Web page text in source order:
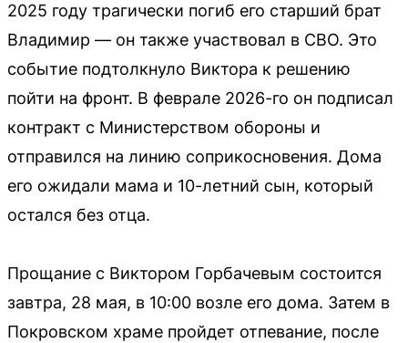
2025 году трагически погиб его старший брат
Владимир — он также участвовал в СВО. Это
событие подтолкнуло Виктора к решению
пойти на фронт. В феврале 2026-го он подписал
контракт с Министерством обороны и
отправился на линию соприкосновения. Дома
его ожидали мама и 10-летний сын, который
остался без отца.
Прощание с Виктором Горбачевым состоится
завтра, 28 мая, в 10:00 возле его дома. Затем в
Покровском храме пройдет отпевание, после